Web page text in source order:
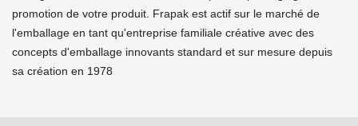
promotion de votre produit. Frapak est actif sur le marché de
l'emballage en tant qu'entreprise familiale créative avec des
concepts d'emballage innovants standard et sur mesure depuis
sa création en 1978